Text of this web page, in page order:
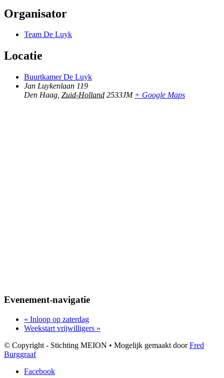
Organisator
Team De Luyk
Locatie
Buurtkamer De Luyk
Jan Luykenlaan 119
Den Haag Zuid-Holland 2533JM + Google Maps
Evenement-navigatie
« Inloop op zaterdag
Weekstart vrijwilligers »
© Copyright - Stichting MEION • Mogelijk gemaakt doorFred
Burggraaf
Facebook